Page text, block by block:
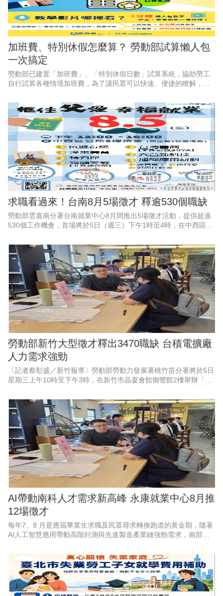
加班費、特別休假怎麼算？ 勞動部試算懶人包
一次搞定
勞動部已建置「加班費」、「特別休假日數」試算系統，協助勞工
自行試算各種情境加班費，為了讓民眾可以快速、便捷的瞭解，勞
雇主都能一看就懂、動動手
求職看過來！台南8月5場徵才 釋逾530個職缺
勞動部雲嘉南分署台南就業中心8月間推出5場徵才活動，提供超過
530個工作機會，首場將於5日（週三）下午1時至4時，在中西區公
家企業現場徵才、
勞動部新竹大型徵才釋出3470職缺 台積電擴廠
人力需求強勁
〔記者蔡彰盛／新竹報導〕勞動部勞動力發展署桃竹苗分署將於5日
星期三上午10時至下午3時，在新竹市晶宴會館御豐館2樓舉辦「新
科技業廠商高達37
AI帶動南科人才需求新高峰 永康就業中心8月推
12場徵才
每年7、8 月是應屆畢業生求職及民眾尋求轉換跑道的黃金期，隨著
AI人工智慧應用帶動高階封測與先進製造產業鏈強勁需求，南部科
發展署雲嘉南分署永康